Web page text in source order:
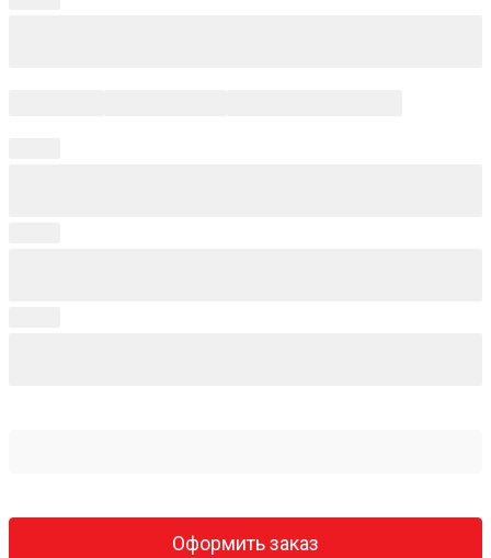
Оформить заказ